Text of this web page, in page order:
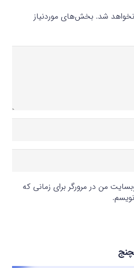
شد. بخش‌های موردنیاز
من در مرورگر برای زمانی که